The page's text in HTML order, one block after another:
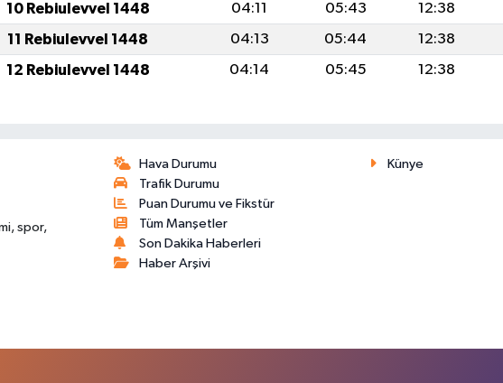
10 Rebiulevvel 1448 04:11 05:43 12:38
11 Rebiulevvel 1448 04:13 05:44 12:38
12 Rebiulevvel 1448 04:14 05:45 12:38
spor,
Hava Durumu
Trafik Durumu
Puan Durumu ve Fikstür
Tüm Manşetler
Son Dakika Haberleri
Haber Arşivi
Künye